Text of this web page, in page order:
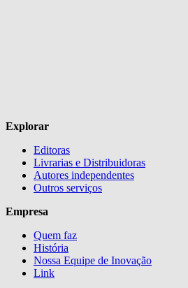
Explorar
Editoras
Livrarias e Distribuidoras
Autores independentes
Outros serviços
Empresa
Quem faz
História
Nossa Equipe de Inovação
Link